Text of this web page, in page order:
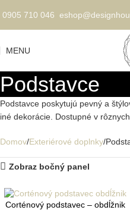
MENU
Podstavce
Podstavce poskytujú pevný a
iné dekorácie. Dostupné v
Domov Exteriérové doplnky
Zobraz bočný panel
Corténový podstavec – obdĺžnik
0905 710 046